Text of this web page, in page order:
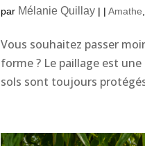
par Mélanie Quillay | |Amathe,
Vous souhaitez passer
forme ? Le paillage est
sols sont toujours